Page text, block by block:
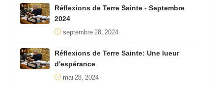
Réflexions de Terre Sainte - Septembre
2024
septembre 28, 2024
Réflexions de Terre Sainte: Une lueur
d'espérance
mai 28, 2024